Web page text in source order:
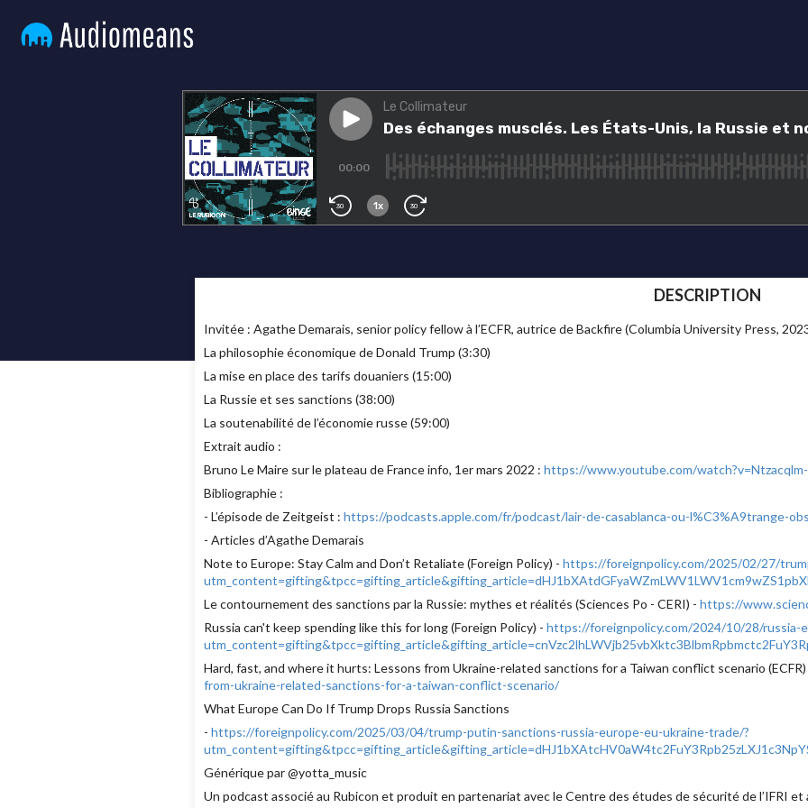
DESCRIPTION
Invitée : Agathe Demarais, senior policy fellow à l’ECFR, autrice de Backfire (Columbia University Press,
La philosophie économique de Donald Trump (3:30)
La mise en place des tarifs douaniers (15:00)
La Russie et ses sanctions (38:00)
La soutenabilité de l’économie russe (59:00)
Extrait audio :
Bruno Le Maire sur le plateau de France info, 1er mars 2022 : https://www.youtube.com/
Bibliographie :
- L’épisode de Zeitgeist : https://podcasts.apple.com/fr/podcast/lair-de-casablanca-ou-l%C3%A9trange-
- Articles d’Agathe Demarais
Note to Europe: Stay Calm and Don’t Retaliate (Foreign Policy) - https://foreignpolicy.com/2025/02/27/
Le contournement des sanctions par la Russie: mythes et réalités (Sciences Po - CERI) - https://
Russia can't keep spending like this for long (Foreign Policy) - https://foreignpolicy.com/2024/10/28/russia-
Hard, fast, and where it hurts: Lessons from Ukraine-related sanctions for a Taiwan conflict scenario
from-ukraine-related-sanctions-for-a-taiwan-conflict-scenario/
What Europe Can Do If Trump Drops Russia Sanctions
- https://foreignpolicy.com/2025/03/04/trump-putin-sanctions-russia-europe-eu-ukraine-trade/?
Générique par @yotta_music
Un podcast associé au Rubicon et produit en partenariat avec le Centre des études de sécurité de l’IFRI